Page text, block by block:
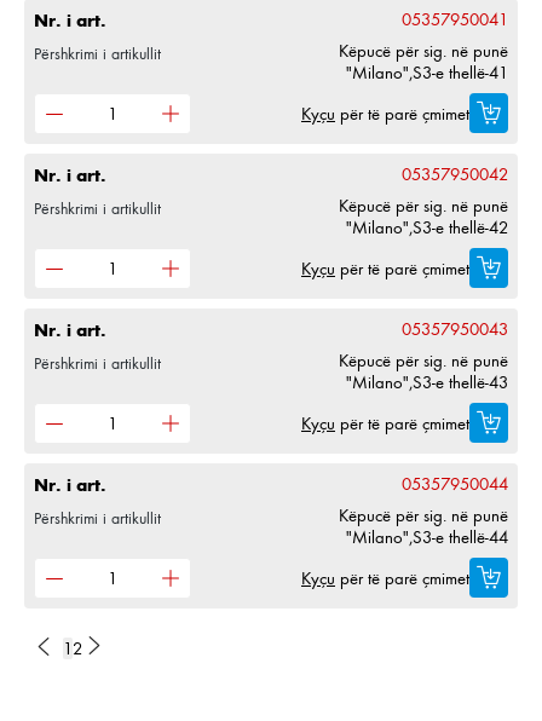
Nr. i art. 05357950041
Përshkrimi i artikullit
Këpucë për sig. në punë
"Milano",S3-e thellë-41
Kyçu për të parë çmimet
Nr. i art. 05357950042
Përshkrimi i artikullit
Këpucë për sig. në punë
"Milano",S3-e thellë-42
Kyçu për të parë çmimet
Nr. i art. 05357950043
Përshkrimi i artikullit
Këpucë për sig. në punë
"Milano",S3-e thellë-43
Kyçu për të parë çmimet
Nr. i art. 05357950044
Përshkrimi i artikullit
Këpucë për sig. në punë
"Milano",S3-e thellë-44
Kyçu për të parë çmimet
1 2